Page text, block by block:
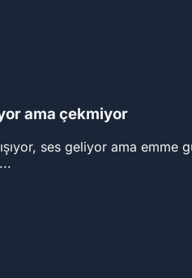
ama çekmiyor
ses geliyor ama emme